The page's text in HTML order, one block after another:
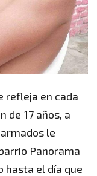
refleja en cada
de 17 años, a
le
Panorama
hasta el día que